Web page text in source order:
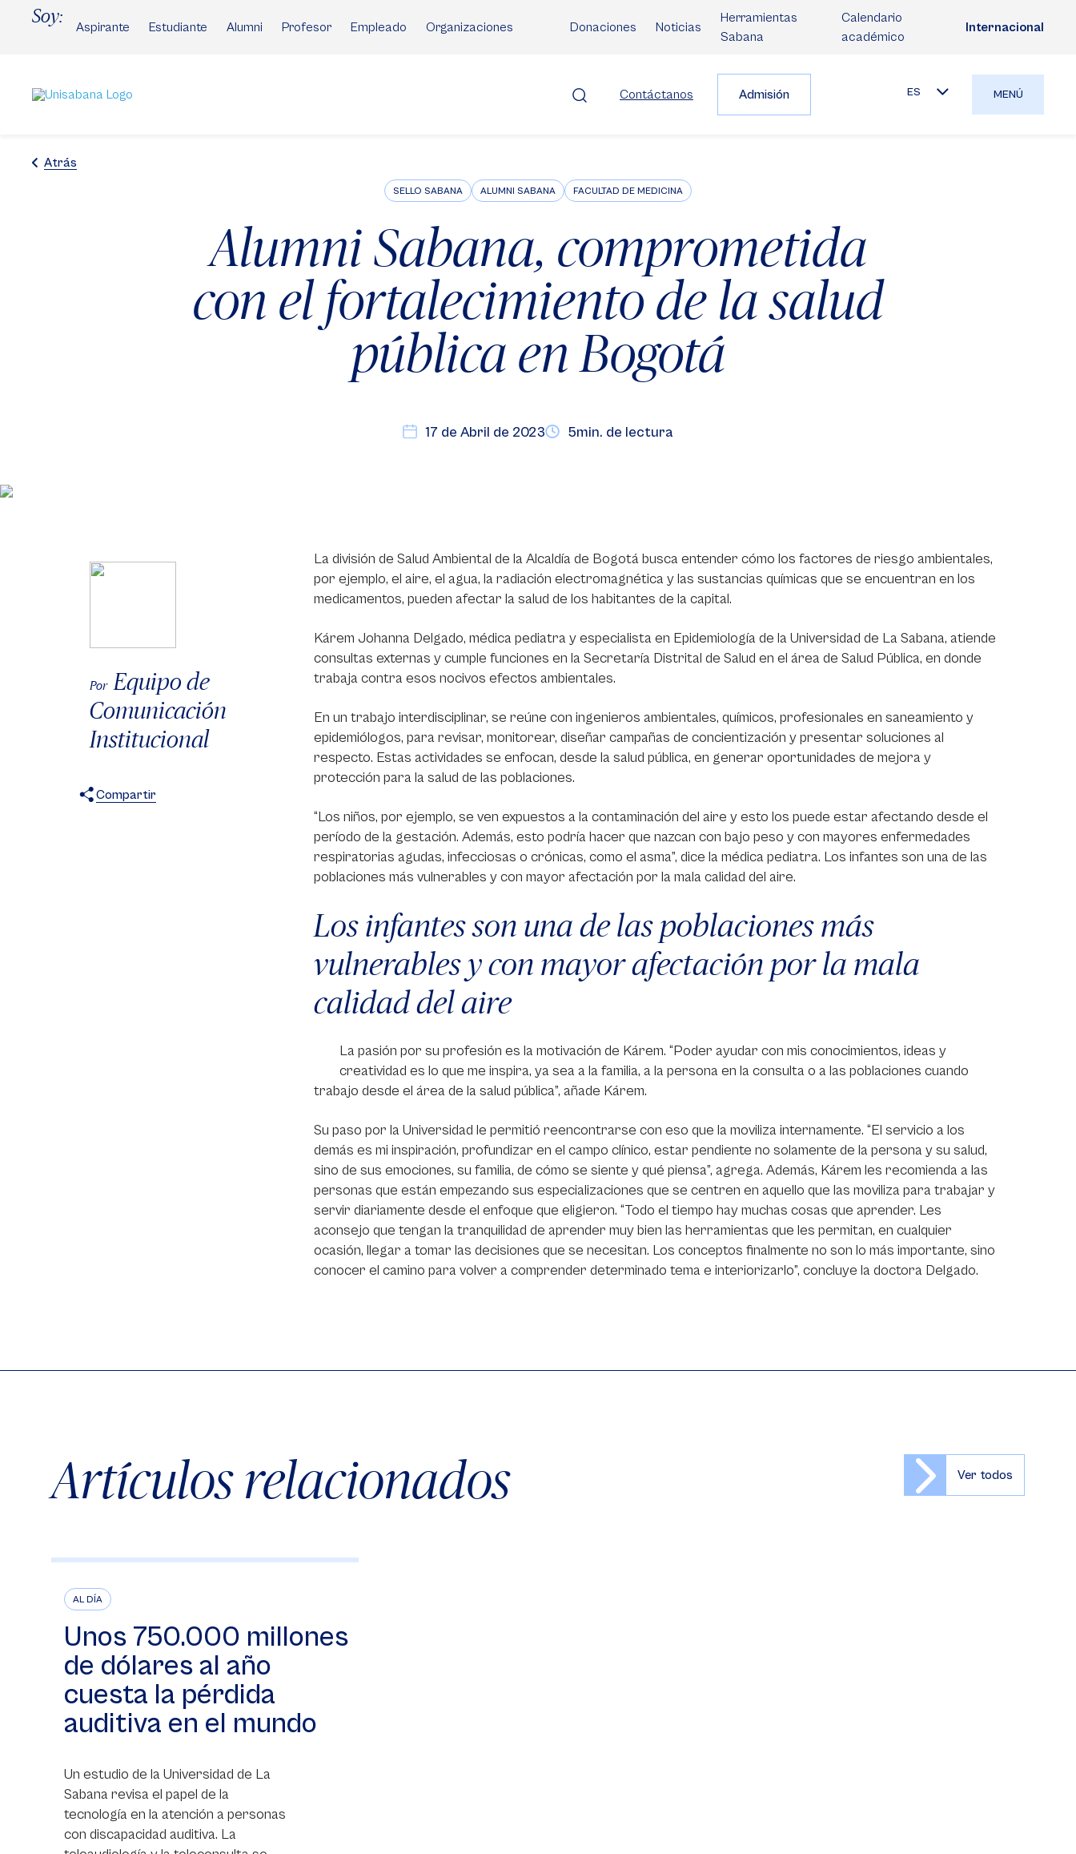
Soy:
Aspirante Estudiante Alumni Profesor Empleado Organizaciones Donaciones Noticias
Herramientas
Sabana
Calendario
académico
Internacional
Contáctanos Admisión ES MENÚ
Atrás
SELLO SABANA ALUMNI SABANA FACULTAD DE MEDICINA
Alumni Sabana, comprometida
con el fortalecimiento de la salud
pública en Bogotá
17 de Abril de 2023 5min. de lectura
Por Equipo de
Comunicación
Institucional
Compartir
La división de Salud Ambiental de la Alcaldía de Bogotá busca entender cómo los factores de riesgo ambientales,
por ejemplo, el aire, el agua, la radiación electromagnética y las sustancias químicas que se encuentran en los
medicamentos, pueden afectar la salud de los habitantes de la capital.
Kárem Johanna Delgado, médica pediatra y especialista en Epidemiología de la Universidad de La Sabana, atiende
consultas externas y cumple funciones en la Secretaría Distrital de Salud en el área de Salud Pública, en donde
trabaja contra esos nocivos efectos ambientales.
En un trabajo interdisciplinar, se reúne con ingenieros ambientales, químicos, profesionales en saneamiento y
epidemiólogos, para revisar, monitorear, diseñar campañas de concientización y presentar soluciones al
respecto. Estas actividades se enfocan, desde la salud pública, en generar oportunidades de mejora y
protección para la salud de las poblaciones.
“Los niños, por ejemplo, se ven expuestos a la contaminación del aire y esto los puede estar afectando desde el
período de la gestación. Además, esto podría hacer que nazcan con bajo peso y con mayores enfermedades
respiratorias agudas, infecciosas o crónicas, como el asma”, dice la médica pediatra. Los infantes son una de las
poblaciones más vulnerables y con mayor afectación por la mala calidad del aire.
Los infantes son una de las poblaciones más
vulnerables y con mayor afectación por la mala
calidad del aire
La pasión por su profesión es la motivación de Kárem. “Poder ayudar con mis conocimientos, ideas y
creatividad es lo que me inspira, ya sea a la familia, a la persona en la consulta o a las poblaciones cuando
trabajo desde el área de la salud pública”, añade Kárem.
Su paso por la Universidad le permitió reencontrarse con eso que la moviliza internamente. “El servicio a los
demás es mi inspiración, profundizar en el campo clínico, estar pendiente no solamente de la persona y su salud,
sino de sus emociones, su familia, de cómo se siente y qué piensa”, agrega. Además, Kárem les recomienda a las
personas que están empezando sus especializaciones que se centren en aquello que las moviliza para trabajar y
servir diariamente desde el enfoque que eligieron. “Todo el tiempo hay muchas cosas que aprender. Les
aconsejo que tengan la tranquilidad de aprender muy bien las herramientas que les permitan, en cualquier
ocasión, llegar a tomar las decisiones que se necesitan. Los conceptos finalmente no son lo más importante, sino
conocer el camino para volver a comprender determinado tema e interiorizarlo”, concluye la doctora Delgado.
Artículos relacionados Ver todos
AL DÍA
Unos 750.000 millones
de dólares al año
cuesta la pérdida
auditiva en el mundo
Un estudio de la Universidad de La
Sabana revisa el papel de la
tecnología en la atención a personas
con discapacidad auditiva. La